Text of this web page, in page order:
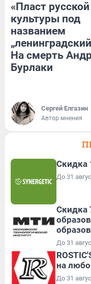
«Пласт русской
культуры под
названием
На смерть
Бурлаки
Сергей Елгазин
Автор мнения
Скидка
До 31
Скидка
До 31
на
До 31